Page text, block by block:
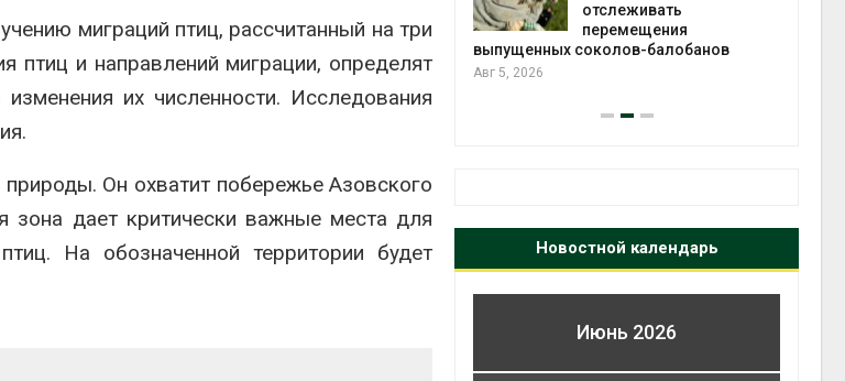
миграций птиц, рассчитанный на три
птиц и направлений миграции, определят
их численности. Исследования
Он охватит побережье Азовского
дает критически важные места для
На обозначенной территории будет
на
перевод частных домов
Авг 5, 2026
отслеживать
перемещения
выпущенных соколов-балобанов
Авг 5, 2026
Новостной календарь
Июнь 2026